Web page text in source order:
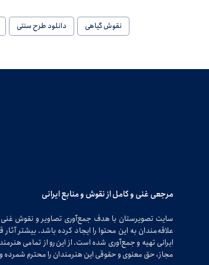
نقوش گیاهی دانلود طرح سنتی
مرجعی غنی و کامل از نقوش و منابع ایرانی
سایت تصویرستان با هدف جمع‌آوری تصاویر و نقوش
علاقه‌مندان به این محتوا را ایجاد کرده باشد. بیشتر
ایرانی تهیه و جمع‌آوری شده است. از این رو از تمامی
مجاز، حق معنوی و حقوقی این هنرمندان را محترم شمرده